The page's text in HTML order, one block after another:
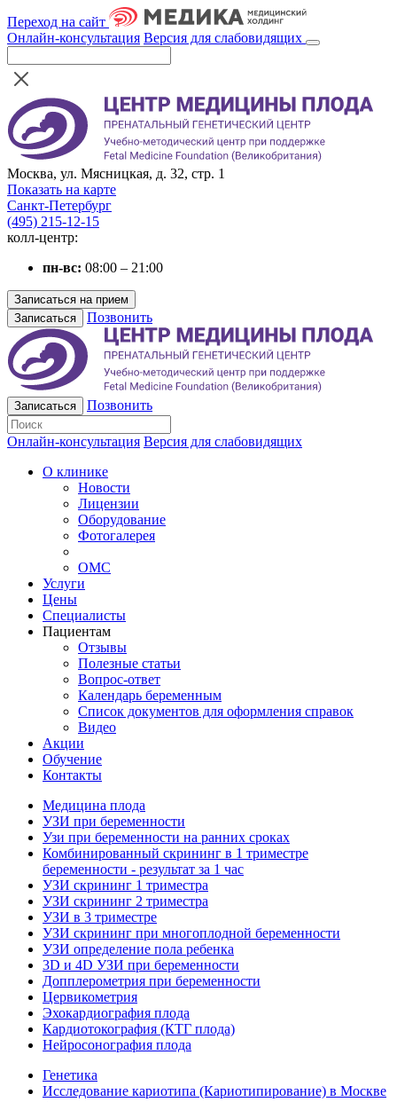
Переход на сайт
Онлайн-консультация Версия для слабовидящих
Москва, ул. Мясницкая, д. 32, стр. 1
Показать на карте
Санкт-Петербург
(495) 215-12-15
колл-центр:
пн-вс: 08:00 – 21:00
Записаться на прием
Записаться
Позвонить
Записаться Позвонить
Онлайн-консультация Версия для слабовидящих
О клинике
Новости
Лицензии
Оборудование
Фотогалерея
ОМС
Услуги
Цены
Специалисты
Пациентам
Отзывы
Полезные статьи
Вопрос-ответ
Календарь беременным
Список документов для оформления справок
Видео
Акции
Обучение
Контакты
Медицина плода
УЗИ при беременности
Узи при беременности на ранних сроках
Комбинированный скрининг в 1 триместре
беременности - результат за 1 час
УЗИ скрининг 1 триместра
УЗИ скрининг 2 триместра
УЗИ в 3 триместре
УЗИ скрининг при многоплодной беременности
УЗИ определение пола ребенка
3D и 4D УЗИ при беременности
Допплерометрия при беременности
Цервикометрия
Эхокардиография плода
Кардиотокография (КТГ плода)
Нейросонография плода
Генетика
Исследование кариотипа (Кариотипирование) в Москве